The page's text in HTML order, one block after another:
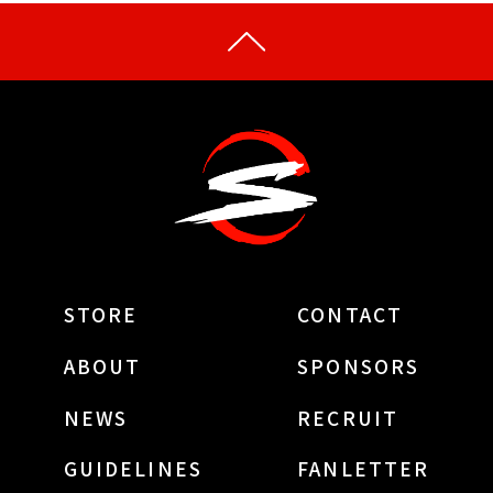
STORE
CONTACT
ABOUT
SPONSORS
NEWS
RECRUIT
GUIDELINES
FANLETTER